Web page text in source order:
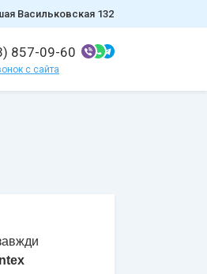
Васильковская 132
857-09-60
с сайта